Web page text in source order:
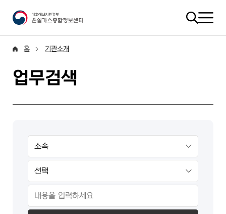
홈 기관소개
업무검색